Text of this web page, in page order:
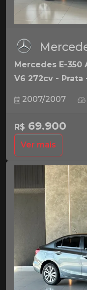
Mercedes E-350
V6 272cv - Prata
2007/2007
R$ 69.900
Ver mais